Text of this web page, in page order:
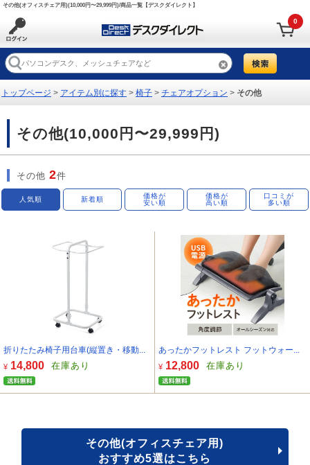
その他(オフィスチェア用)(10,000円〜29,999円)/商品一覧【デスクダイレクト】
0
トップページ > アイテム別に探す > 椅子 > チェアオプション > その他
その他(10,000円〜29,999円)
その他 2件
人気順 新着順
価格が
安い順
価格が
高い順
口コミが
多い順
折りたたみ椅子用台車(縦置き・移動...
¥ 14,800 在庫あり
あったかフットレスト フットウォー...
¥ 12,800 在庫あり
その他(オフィスチェア用)
おすすめ5選はこちら